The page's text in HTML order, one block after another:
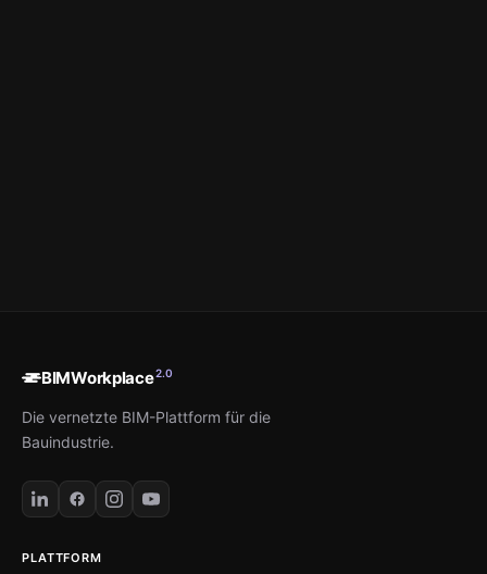
BIMWorkplace2.0
Die vernetzte BIM-Plattform für die
Bauindustrie.
PLATTFORM